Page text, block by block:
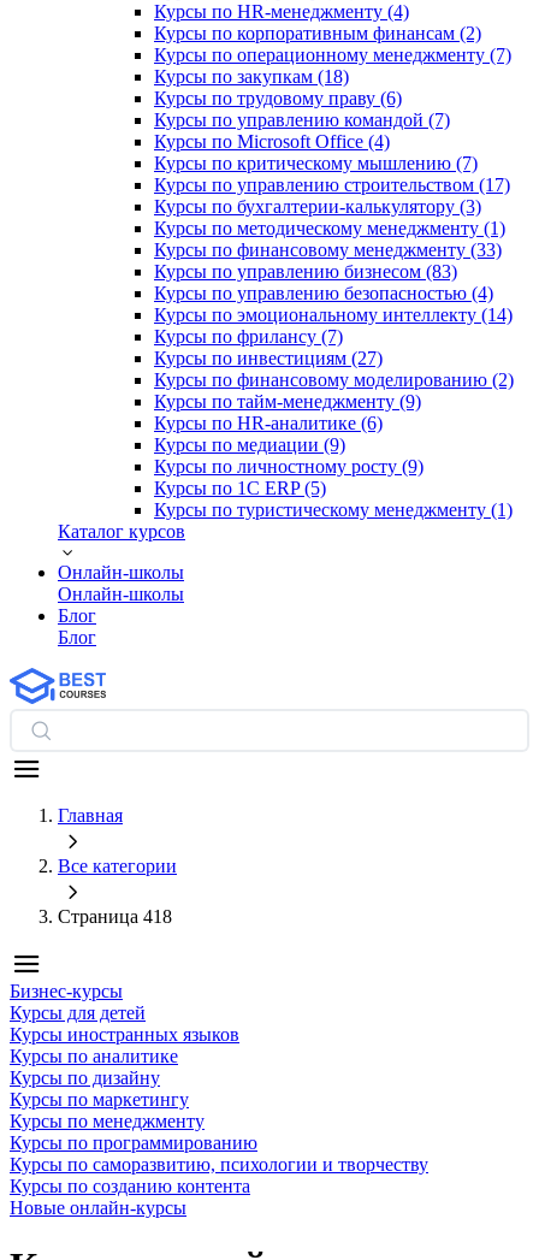
Курсы по HR-менеджменту (4)
Курсы по корпоративным финансам (2)
Курсы по операционному менеджменту (7)
Курсы по закупкам (18)
Курсы по трудовому праву (6)
Курсы по управлению командой (7)
Курсы по Microsoft Office (4)
Курсы по критическому мышлению (7)
Курсы по управлению строительством (17)
Курсы по бухгалтерии-калькулятору (3)
Курсы по методическому менеджменту (1)
Курсы по финансовому менеджменту (33)
Курсы по управлению бизнесом (83)
Курсы по управлению безопасностью (4)
Курсы по эмоциональному интеллекту (14)
Курсы по фрилансу (7)
Курсы по инвестициям (27)
Курсы по финансовому моделированию (2)
Курсы по тайм-менеджменту (9)
Курсы по HR-аналитике (6)
Курсы по медиации (9)
Курсы по личностному росту (9)
Курсы по 1С ERP (5)
Курсы по туристическому менеджменту (1)
Каталог курсов
Онлайн-школы
Онлайн-школы
Блог
Блог
Главная
Все категории
Страница 418
Бизнес-курсы
Курсы для детей
Курсы иностранных языков
Курсы по аналитике
Курсы по дизайну
Курсы по маркетингу
Курсы по менеджменту
Курсы по программированию
Курсы по саморазвитию, психологии и творчеству
Курсы по созданию контента
Новые онлайн‑курсы